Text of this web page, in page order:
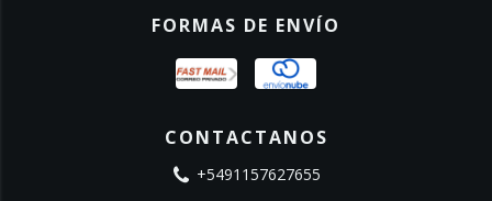
FORMAS DE ENVÍO
CONTACTANOS
+5491157627655